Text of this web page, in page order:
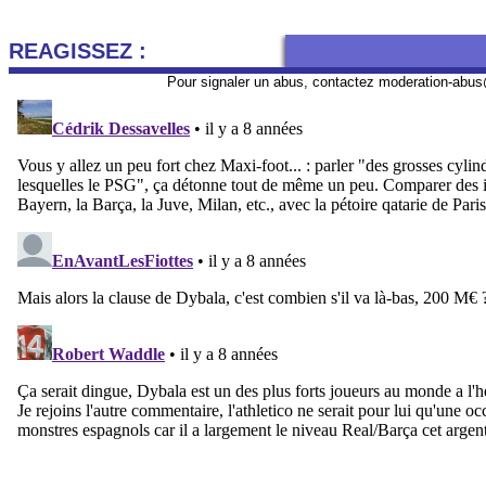
REAGISSEZ :
Pour signaler un abus, contactez moderation-